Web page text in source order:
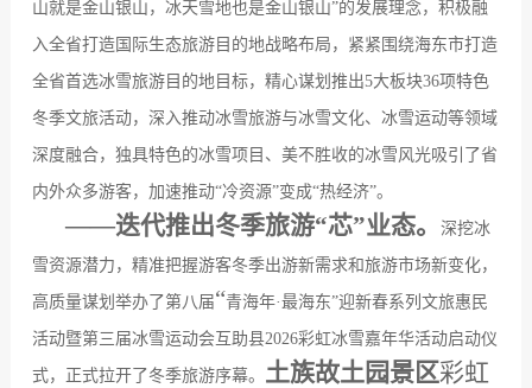
山就是金山银山，冰天雪地也是金山银山”的发展理念，积极融
入全省打造国际生态旅游目的地战略布局，紧紧围绕海东市打造
全省首选冰雪旅游目的地目标，精心谋划推出5大板块36项特色
冬季文旅活动，深入推动冰雪旅游与冰雪文化、冰雪运动等领域
深度融合，独具特色的冰雪项目、美不胜收的冰雪风光吸引了省
内外众多游客，加速推动“冷资源”变成“热经济”。
——迭代推出冬季旅游“芯”业态。 深挖冰
雪资源潜力，精准把握游客冬季出游新需求和旅游市场新变化，
高质量谋划举办了第八届“青海年·最海东”迎新春系列文旅惠民
活动暨第三届冰雪运动会互助县2026彩虹冰雪嘉年华活动启动仪
式，正式拉开了冬季旅游序幕。 土族故土园景区彩虹